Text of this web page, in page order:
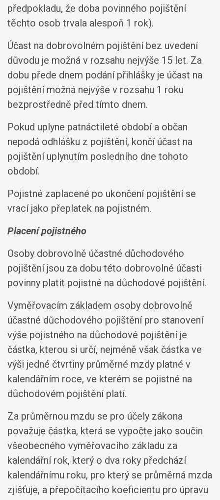
předpokladu, že doba povinného pojištění
těchto osob trvala alespoň 1 rok).
Účast na dobrovolném pojištění bez uvedení
důvodu je možná v rozsahu nejvýše 15 let. Za
dobu přede dnem podání přihlášky je účast na
pojištění možná nejvýše v rozsahu 1 roku
bezprostředně před tímto dnem.
Pokud uplyne patnáctileté období a občan
nepodá odhlášku z pojištění, končí účast na
pojištění uplynutím posledního dne tohoto
období.
Pojistné zaplacené po ukončení pojištění se
vrací jako přeplatek na pojistném.
Placení pojistného
Osoby dobrovolně účastné důchodového
pojištění jsou za dobu této dobrovolné účasti
povinny platit pojistné na důchodové pojištění.
Vyměřovacím základem osoby dobrovolně
účastné důchodového pojištění pro stanovení
výše pojistného na důchodové pojištění je
částka, kterou si určí, nejméně však částka ve
výši jedné čtvrtiny průměrné mzdy platné v
kalendářním roce, ve kterém se pojistné na
důchodovém pojištění platí.
Za průměrnou mzdu se pro účely zákona
považuje částka, která se vypočte jako součin
všeobecného vyměřovacího základu za
kalendářní rok, který o dva roky předchází
kalendářnímu roku, pro který se průměrná mzda
zjišťuje, a přepočítacího koeficientu pro úpravu